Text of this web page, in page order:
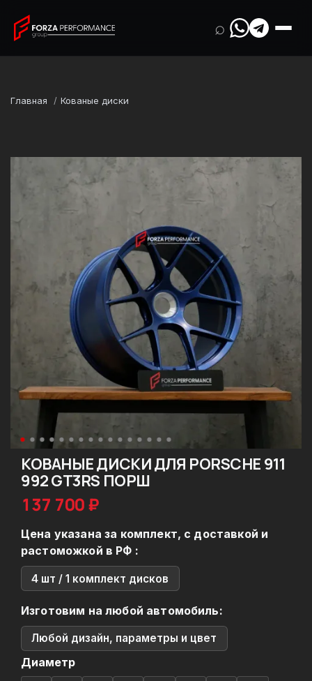
⌕
Главная Кованые диски
КОВАНЫЕ ДИСКИ ДЛЯ PORSCHE 911
992 GT3RS ПОРШ
137 700 ₽
Цена указана за комплект, с доставкой и
растоможкой в РФ :
4 шт / 1 комплект дисков
Изготовим на любой автомобиль:
Любой дизайн, параметры и цвет
Диаметр
Porsche